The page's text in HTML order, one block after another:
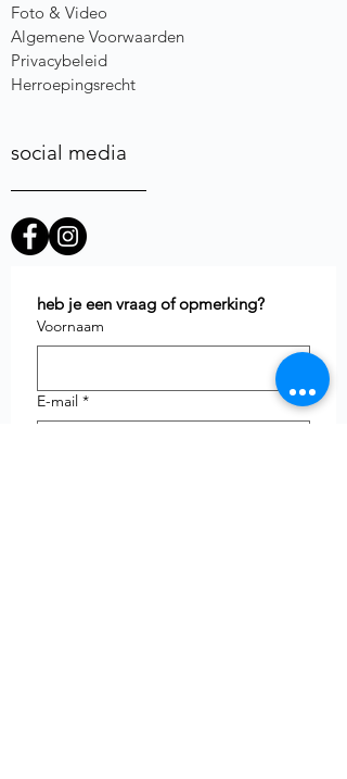
Foto & Video
Algemene Voorwaarden
Privacybeleid
Herroepingsrecht
social media
heb je een vraag of opmerking?
Voornaam
E-mail *